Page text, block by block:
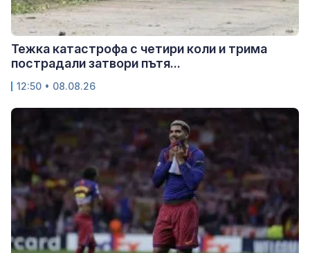
Тежка катастрофа с четири коли и трима
пострадали затвори пътя...
12:50 • 08.08.26